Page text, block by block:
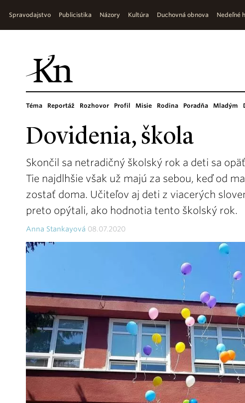
Spravodajstvo Publicistika Názory Kultúra Duchovná obnova Nedeľné
Téma Reportáž Rozhovor Profil Misie Rodina Poradňa Mladým
Dovidenia, škola
Skončil sa netradičný školský rok a deti sa
Tie najdlhšie však už majú za sebou, keď od
zostať doma. Učiteľov aj deti z viacerých
preto opýtali, ako hodnotia tento školský rok.
Anna Stankayová 08.07.2020